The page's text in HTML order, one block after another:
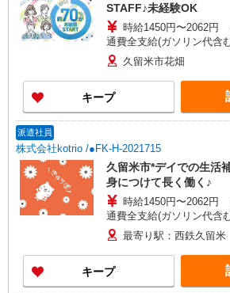
STAFF♪未経験OK
時給1450円〜2062円
通費全支給(ガソリン代含
久留米市花畑
キープ
派遣社員
株式会社kotrio /●FK-H-2021715
久留米市*デイでの生活
身につけて長く働く♪
時給1450円〜2062円
通費全支給(ガソリン代含
最寄り駅：西鉄久留米
キープ